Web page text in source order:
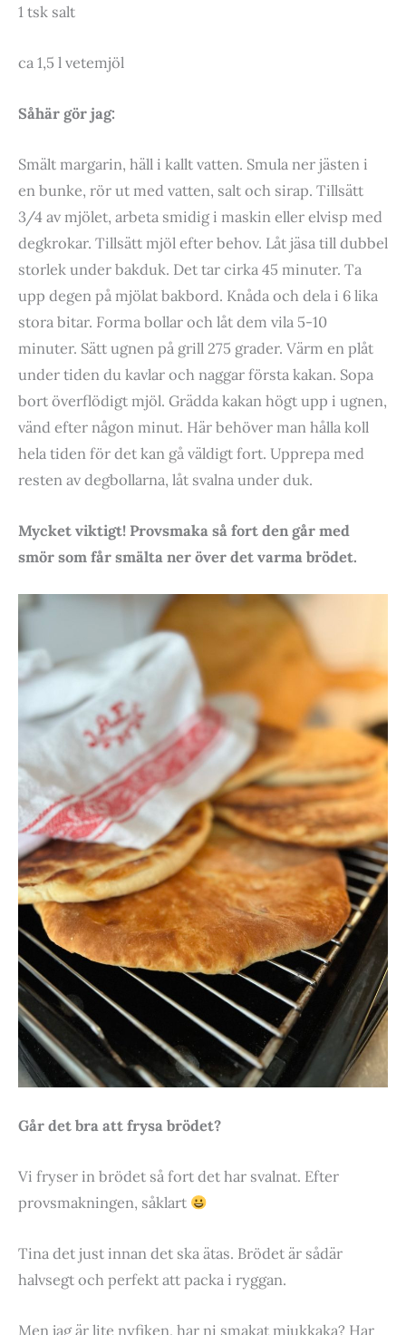
1 tsk salt
ca 1,5 l vetemjöl
Såhär gör jag:
Smält margarin, häll i kallt vatten. Smula ner jästen i
en bunke, rör ut med vatten, salt och sirap. Tillsätt
3/4 av mjölet, arbeta smidig i maskin eller elvisp med
degkrokar. Tillsätt mjöl efter behov. Låt jäsa till dubbel
storlek under bakduk. Det tar cirka 45 minuter. Ta
upp degen på mjölat bakbord. Knåda och dela i 6 lika
stora bitar. Forma bollar och låt dem vila 5-10
minuter. Sätt ugnen på grill 275 grader. Värm en plåt
under tiden du kavlar och naggar första kakan. Sopa
bort överflödigt mjöl. Grädda kakan högt upp i ugnen,
vänd efter någon minut. Här behöver man hålla koll
hela tiden för det kan gå väldigt fort. Upprepa med
resten av degbollarna, låt svalna under duk.
Mycket viktigt! Provsmaka så fort den går med
smör som får smälta ner över det varma brödet.
Går det bra att frysa brödet?
Vi fryser in brödet så fort det har svalnat. Efter
provsmakningen, såklart
Tina det just innan det ska ätas. Brödet är sådär
halvsegt och perfekt att packa i ryggan.
Men jag är lite nyfiken, har ni smakat mjukkaka? Har